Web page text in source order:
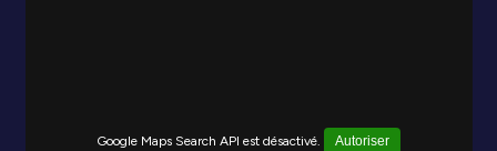
Google Maps Search API est désactivé. Autoriser